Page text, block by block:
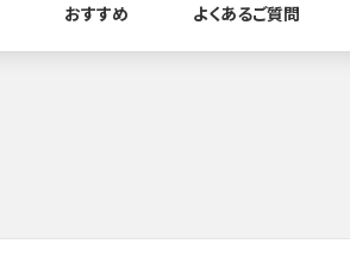
おすすめ よくあるご質問